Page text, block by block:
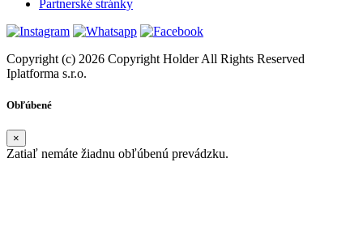
Partnerské stránky
Copyright (c) 2026 Copyright Holder All Rights Reserved
Iplatforma s.r.o.
Obľúbené
×
Zatiaľ nemáte žiadnu obľúbenú prevádzku.